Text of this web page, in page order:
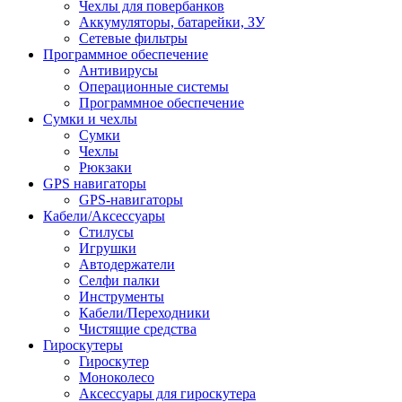
Чехлы для повербанков
Аккумуляторы, батарейки, ЗУ
Сетевые фильтры
Программное обеспечение
Антивирусы
Операционные системы
Программное обеспечение
Сумки и чехлы
Сумки
Чехлы
Рюкзаки
GPS навигаторы
GPS-навигаторы
Кабели/Аксессуары
Стилусы
Игрушки
Автодержатели
Селфи палки
Инструменты
Кабели/Переходники
Чистящие средства
Гироскутеры
Гироскутер
Моноколесо
Аксессуары для гироскутера